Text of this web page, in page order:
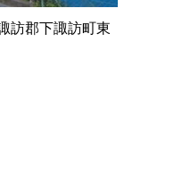
訪郡下諏訪町東